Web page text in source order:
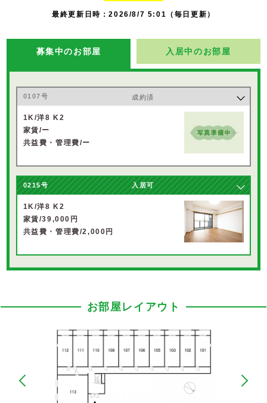
最終更新日時：2026/8/7 5:01（毎日更新）
募集中のお部屋 入居中のお部屋
0107号 成約済
1K/洋8 K2
家賃/ー
共益費・管理費/ー
0215号 入居可
1K/洋8 K2
家賃/39,000円
共益費・管理費/2,000円
お部屋レイアウト